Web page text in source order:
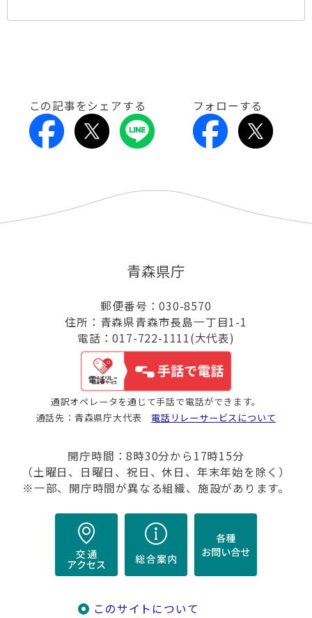
この記事をシェアする フォローする
青森県庁
郵便番号：030-8570
住所：青森県青森市長島一丁目1-1
電話：017-722-1111(大代表)
通訳オペレータを通じて手話で電話ができます。
通話先：青森県庁大代表 電話リレーサービスについて
開庁時間：8時30分から17時15分
（土曜日、日曜日、祝日、休日、年末年始を除く）
※一部、開庁時間が異なる組織、施設があります。
このサイトについて